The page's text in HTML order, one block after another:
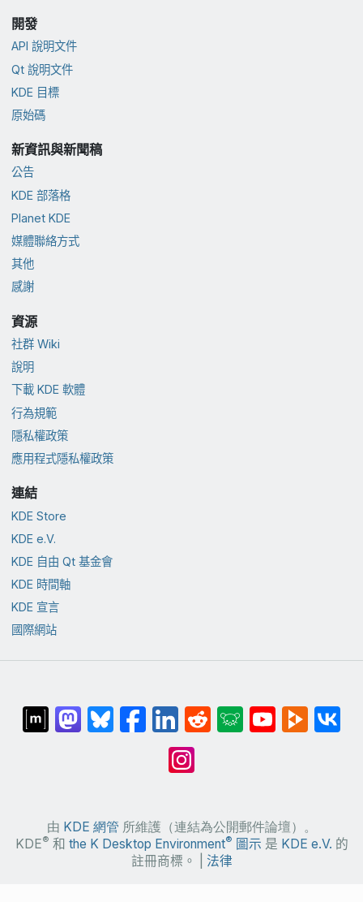
開發
API 說明文件
Qt 說明文件
KDE 目標
原始碼
新資訊與新聞稿
公告
KDE 部落格
Planet KDE
媒體聯絡方式
其他
感謝
資源
社群 Wiki
說明
下載 KDE 軟體
行為規範
隱私權政策
應用程式隱私權政策
連結
KDE Store
KDE e.V.
KDE 自由 Qt 基金會
KDE 時間軸
KDE 宣言
國際網站
由 KDE 網管 所維護（連結為公開郵件論壇）。
KDE® 和 the K Desktop Environment® 圖示 是 KDE e.V. 的
註冊商標。 | 法律